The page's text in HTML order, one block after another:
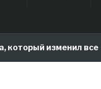
изменил все